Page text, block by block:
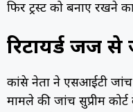
फिर ट्रस्ट को बनाए रखने
रिटायर्ड जज
कांग्रेस नेता ने एसआईटी
मामले की जांच सुप्रीम